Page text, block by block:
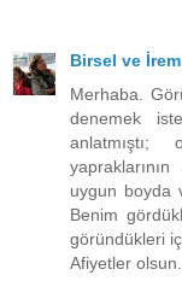
Birsel ve İrem
Merhaba.
denemek
anlatmıştı;
uygun boyda
Benim
göründükleri
Afiyetler